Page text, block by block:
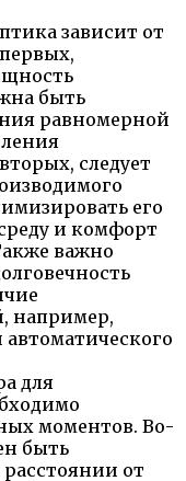
зависит от
быть
равномерной
следует
его
и комфорт
важно
например,
для
моментов. Во-
быть
от